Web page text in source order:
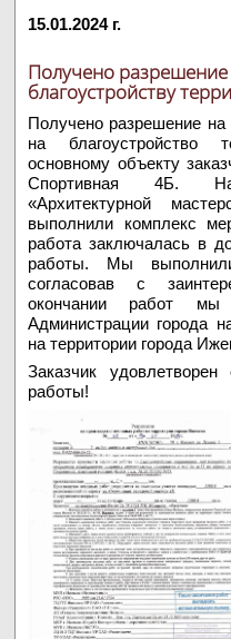
ТЭО, технико-
Открытие и
бизнеса в
Опрос
Лицензия на
Сбор
регистрации
Оформление
участка
15.01.2024 г.
Получено
благоустройству
Получено разрешение
на благоустройство
основному объекту
Спортивная 4Б.
«Архитектурной
выполнили комплекс
работа заключалась в
работы. Мы
согласовав с
окончании работ мы
Администрации города
на территории города
Заказчик
работы!